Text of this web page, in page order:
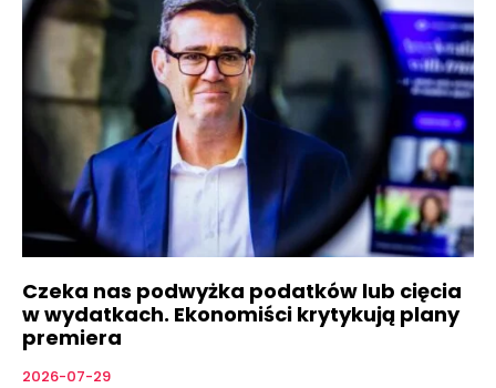
Czeka nas podwyżka podatków lub cięcia
w wydatkach. Ekonomiści krytykują plany
premiera
2026-07-29